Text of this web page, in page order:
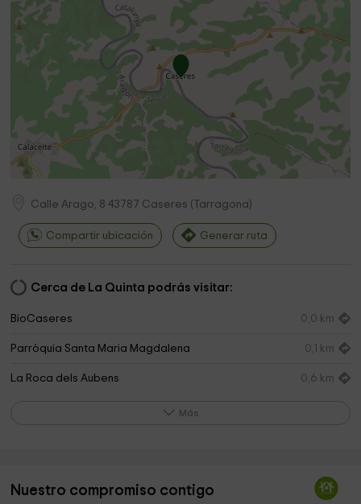
Calle Arago, 8 43787 Caseres ( Tarragona)
Compartir ubicación Generar ruta
Cerca de La Quinta podrás visitar:
BioCaseres 0,0 km
Parròquia Santa Maria Magdalena 0,1 km
La Roca dels Aubens 0,6 km
Parròquia Sant Miquel 8,1 km
Más
Nuestro compromiso contigo